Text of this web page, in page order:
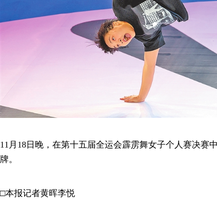
11月18日晚，在第十五届全运会霹雳舞女子个人赛决赛
牌。
□本报记者黄晖李悦